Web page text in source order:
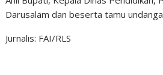
Darusalam dan beserta tamu
Jurnalis: FAI/RLS